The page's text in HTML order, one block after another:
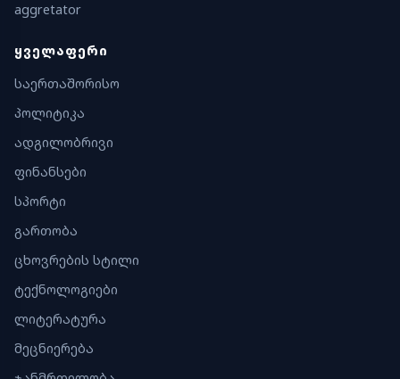
aggretator
ᲧᲕᲔᲚᲐᲤᲔᲠᲘ
საერთაშორისო
პოლიტიკა
ადგილობრივი
ფინანსები
სპორტი
გართობა
ცხოვრების სტილი
ტექნოლოგიები
ლიტერატურა
მეცნიერება